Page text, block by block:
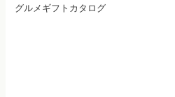
グルメギフトカタログ